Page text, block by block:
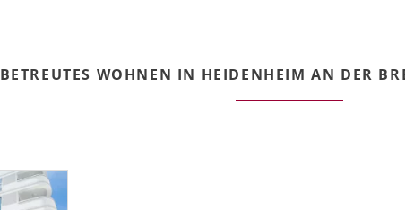
BETREUTES WOHNEN IN HEIDENHEIM AN DER